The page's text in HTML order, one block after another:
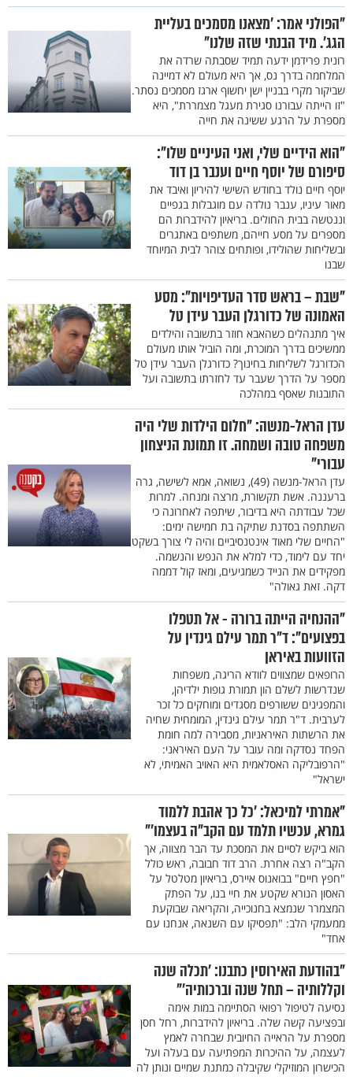
"הפולני אמר: 'מצאנו מסמכים בעליית
הגג'. מיד הבנתי שזה שלנו"
רונית פרידמן ידעה תמיד שסבתה שרדה את
המלחמה בדרך נס, אך היא מעולם לא דמיינה
שביקור מקרי בבניין ישן יחשוף ארגז מסמכים נסתר.
"זו הייתה עבורנו סגירת מעגל מצמררת", היא
מספרת על הרגע ששינה את חייה
"הוא הידיים שלי, ואני העיניים שלו":
סיפורם של יוסף חיים וענבר בן דוד
יוסף חיים נולד בחודש השישי להיריון ואיבד את
מאור עיניו, ענבר נולדה עם מוגבלות בגפיים
וננטשה בבית החולים. בריאיון להידברות הם
מספרים על מסע חייהם, משתפים באתגרים
ובשליחות שהולידו, ופותחים צוהר לבית המיוחד
שבנו
"שבת – בראש סדר העדיפויות": מסע
האמונה של כדורגלן העבר עידן טל
איך מתנהלים כשהאבא חוזר בתשובה והילדים
ממשיכים בדרך המוכרת, ומה הוביל אותו מעולם
הכדורגל לשליחות בחינוך? כדורגלן העבר עידן טל
מספר על הדרך שעבר עד לחזרתו בתשובה ועל
התובנות שאסף במהלכה
עדן הראל-מנשה: "חלום הילדות שלי היה
משפחה טובה ושמחה. זו תמונת הניצחון
עבורי"
עדן הראל-מנשה (49), נשואה, אמא לשישה, גרה
ברעננה. אשת תקשורת, מרצה ומנחה. למרות
שכל עבודתה היא בדיבור, שיתפה לאחרונה כי
השתתפה בסדנת שתיקה בת חמישה ימים:
"החיים שלי מאוד אינטנסיביים והיה לי צורך בשקט
יחד עם לימוד, כדי למלא את הנפש והנשמה.
מפקידים את הנייד כשמגיעים, ומאז קול דממה
דקה. זאת גאולה"
"ההנחיה הייתה ברורה - אל תטפלו
בפצועים": ד"ר תמר עילם גינדין על
הזוועות באיראן
הרופאים שמצווים לוודא הריגה, משפחות
שנדרשות לשלם הון תמורת גופות ילדיהן,
והמפגינים ששורפים מסגדים ומוחקים כל זכר
לערבית. ד"ר תמר עילם גינדין, המומחית שחיה
את הרשתות האיראניות, מסבירה למה חומת
הפחד נסדקה ומה עובר על העם האיראני:
"הרפובליקה האסלאמית היא האויב האמיתי, לא
ישראל"
"אמרתי למיכאל: 'כל כך אהבת ללמוד
גמרא, עכשיו תלמד עם הקב"ה בעצמו'"
הוא ביקש לסיים את המסכת עד הבר מצווה, אך
הקב"ה רצה אחרת. הרב דוד חבובה, ראש כולל
"חפץ חיים" בבואנוס איירס, בריאיון מטלטל על
האסון הנורא שקטע את חיי בנו, על הפתק
המצמרר שנמצא בחנוכייה, והקריאה שבוקעת
ממעמקי הלב: "תפסיקו עם השנאה, אנחנו עם
אחד"
"בהודעת האירוסין כתבנו: 'תכלה שנה
וקללותיה – תחל שנה וברכותיה'"
נסיעה לטיפול רפואי הסתיימה במות אימה
ובפציעה קשה שלה. בריאיון להידברות, רחל חסן
מספרת על הראייה החיובית שבחרה לאמץ
לעצמה, על ההיכרות המפתיעה עם בעלה ועל
הכישרון המוזיקלי שקיבלה כמתנת שמיים ונותן לה